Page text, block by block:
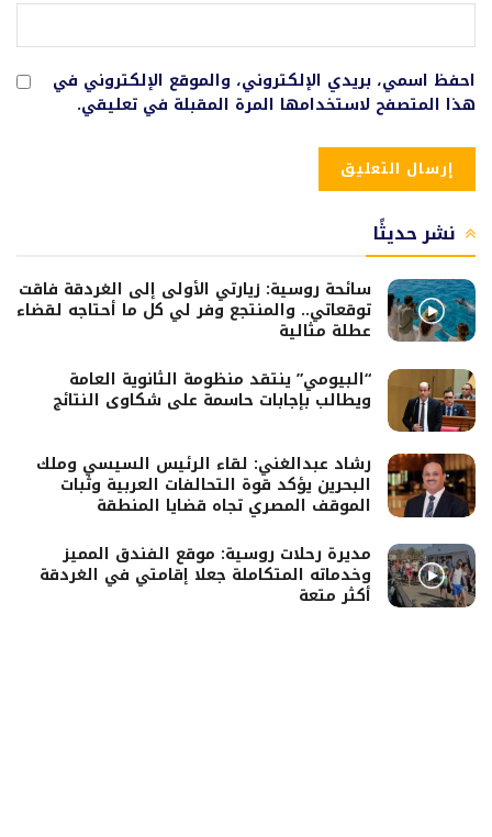
احفظ اسمي، بريدي الإلكتروني، والموقع الإلكتروني في
هذا المتصفح لاستخدامها المرة المقبلة في تعليقي.
نشر حديثًا
سائحة روسية: زيارتي الأولى إلى الغردقة فاقت
توقعاتي.. والمنتجع وفر لي كل ما أحتاجه لقضاء
عطلة مثالية
“البيومي” ينتقد منظومة الثانوية العامة
ويطالب بإجابات حاسمة على شكاوى النتائج
رشاد عبدالغني: لقاء الرئيس السيسي وملك
البحرين يؤكد قوة التحالفات العربية وثبات
الموقف المصري تجاه قضايا المنطقة
مديرة رحلات روسية: موقع الفندق المميز
وخدماته المتكاملة جعلا إقامتي في الغردقة
أكثر متعة